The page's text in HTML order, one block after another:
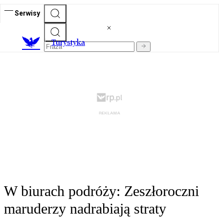
Serwisy
Turystyka
W biurach podróży: Zeszłoroczni
maruderzy nadrabiają straty